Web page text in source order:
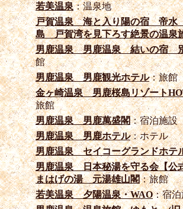
若美温泉：温泉地
戸賀温泉 海と入り陽の宿 帝
島 戸賀湾を見下ろす絶景の温泉
男鹿温泉 男鹿温泉 結いの宿
館
男鹿温泉 男鹿観光ホテル：旅館
金ヶ崎温泉 男鹿桜島リゾート
旅館
男鹿温泉 男鹿萬盛閣：宿泊施設
男鹿温泉 男鹿ホテル：ホテル
男鹿温泉 セイコーグランドホテ
男鹿温泉 日本秘湯を守る会【公
まはげの湯 元湯雄山閣：旅館
若美温泉 夕陽温泉・WAO：宿